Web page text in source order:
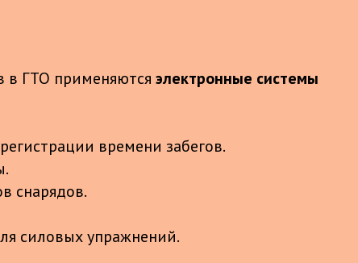
в ГТО применяются электронные системы
времени забегов.
снарядов.
силовых упражнений.